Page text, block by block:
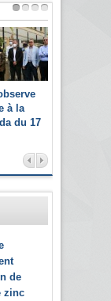
à la
du 17
de
zinc